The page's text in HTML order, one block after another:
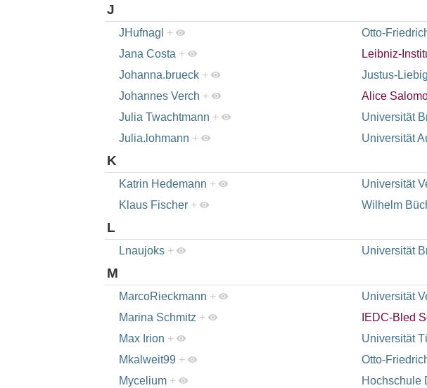
J
JHufnagl + Otto-
Jana Costa + Leibniz-
Johanna.brueck + Justus-
Johannes Verch + Alice
Julia Twachtmann + Universität
Julia.lohmann + Universität
K
Katrin Hedemann + Universität
Klaus Fischer + Wilhelm
L
Lnaujoks + Universität
M
MarcoRieckmann + Universität
Marina Schmitz + IEDC-Bled
Max Irion + Universität
Mkalweit99 + Otto-
Mycelium + Hochschule